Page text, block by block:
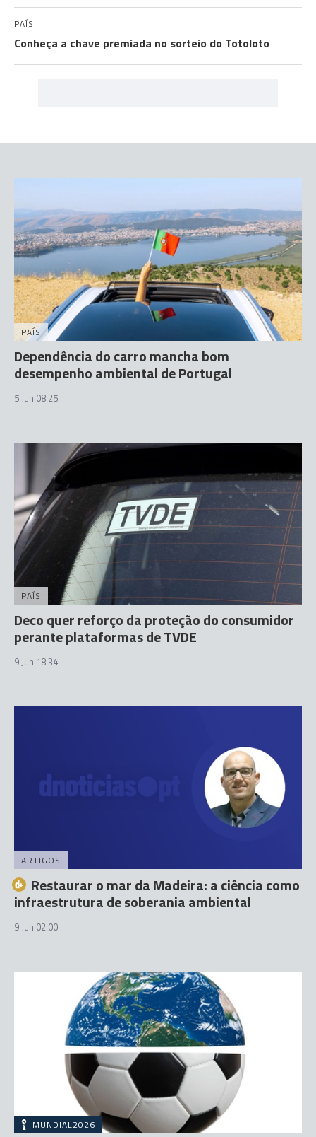
PAÍS
Conheça a chave premiada no sorteio do Totoloto
PAÍS
Dependência do carro mancha bom
desempenho ambiental de Portugal
5 Jun 08:25
PAÍS
Deco quer reforço da proteção do consumidor
perante plataformas de TVDE
9 Jun 18:34
ARTIGOS
Restaurar o mar da Madeira: a ciência como
infraestrutura de soberania ambiental
9 Jun 02:00
MUNDIAL2026